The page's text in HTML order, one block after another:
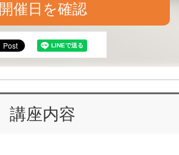
開催日を確認
講座内容